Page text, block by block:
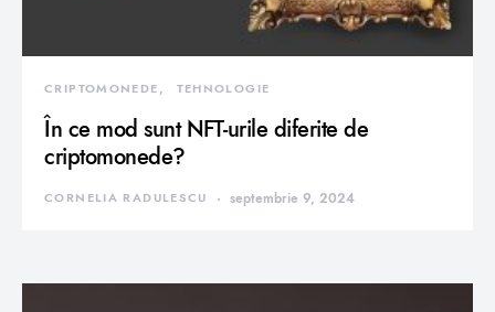
CRIPTOMONEDE TEHNOLOGIE
În ce mod sunt NFT-urile diferite de
criptomonede?
CORNELIA RADULESCU septembrie 9, 2024